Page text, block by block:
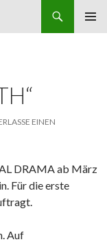
EINEN
DRAMA ab März
Für die erste
Auf